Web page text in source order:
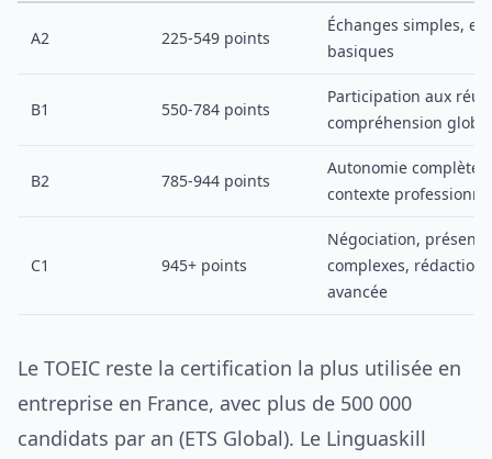
A2 225-549 points
Échanges simples, e-
basiques
B1 550-784 points
Participation aux
compréhension
B2 785-944 points
Autonomie complète
contexte
C1 945+ points
Négociation,
complexes, rédaction
avancée
Le TOEIC reste la certification la plus utilisée en
entreprise en France, avec plus de 500 000
candidats par an (ETS Global). Le Linguaskill